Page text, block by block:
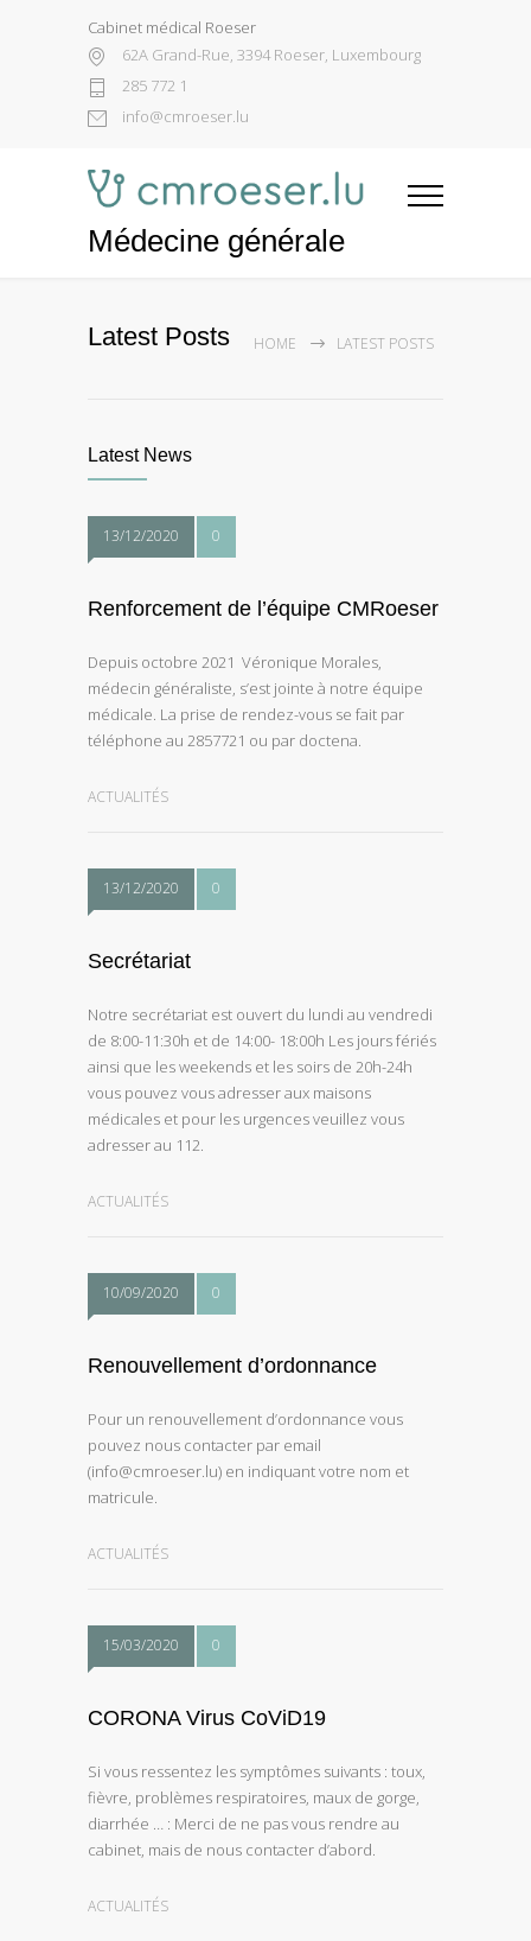
Cabinet médical Roeser
62A Grand-Rue, 3394 Roeser, Luxembourg
285 772 1
info@cmroeser.lu
Médecine générale
Latest Posts HOME LATEST POSTS
Latest News
13/12/2020 0
Renforcement de l’équipe CMRoeser
Depuis octobre 2021 Véronique Morales,
médecin généraliste, s’est jointe à notre équipe
médicale. La prise de rendez-vous se fait par
téléphone au 2857721 ou par doctena.
ACTUALITÉS
13/12/2020 0
Secrétariat
Notre secrétariat est ouvert du lundi au vendredi
de 8:00-11:30h et de 14:00- 18:00h Les jours fériés
ainsi que les weekends et les soirs de 20h-24h
vous pouvez vous adresser aux maisons
médicales et pour les urgences veuillez vous
adresser au 112.
ACTUALITÉS
10/09/2020 0
Renouvellement d’ordonnance
Pour un renouvellement d’ordonnance vous
pouvez nous contacter par email
(info@cmroeser.lu) en indiquant votre nom et
matricule.
ACTUALITÉS
15/03/2020 0
CORONA Virus CoViD19
Si vous ressentez les symptômes suivants : toux,
fièvre, problèmes respiratoires, maux de gorge,
diarrhée … : Merci de ne pas vous rendre au
cabinet, mais de nous contacter d’abord.
ACTUALITÉS